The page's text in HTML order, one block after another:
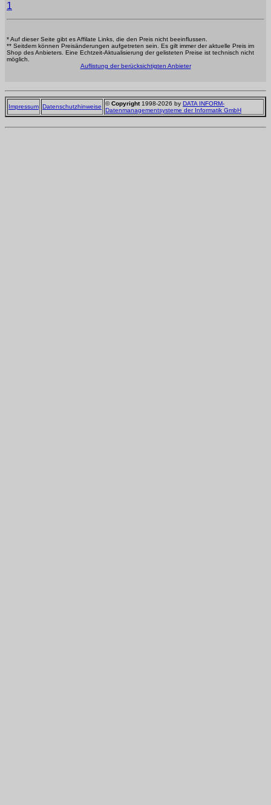
1
* Auf dieser Seite gibt es Affilate Links, die den Preis nicht beeinflussen.
** Seitdem können Preisänderungen aufgetreten sein. Es gilt immer der aktuelle Preis im
Shop des Anbieters. Eine Echtzeit-Aktualisierung der gelisteten Preise ist technisch nicht
möglich.
Auflistung der berücksichtigten Anbieter
Impressum Datenschutzhinweise ©Copyright1998-2026 by DATA INFORM-
Datenmanagementsysteme der Informatik GmbH